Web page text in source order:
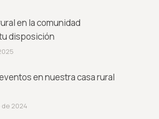
en la comunidad
disposición
en nuestra casa rural
2024